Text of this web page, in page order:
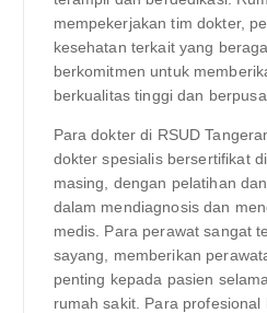
mempekerjakan tim dokter,
kesehatan terkait yang
berkomitmen untuk
berkualitas tinggi dan
Para dokter di RSUD
dokter spesialis bersertifikat
masing, dengan pelatihan
dalam mendiagnosis dan
medis. Para perawat sangat
sayang, memberikan
penting kepada pasien
rumah sakit. Para profesional